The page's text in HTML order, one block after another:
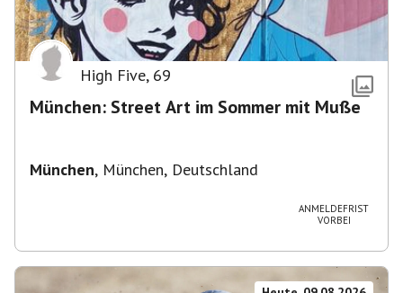
High Five, 69
München: Street Art im Sommer mit Muße
München, München, Deutschland
ANMELDEFRIST
VORBEI